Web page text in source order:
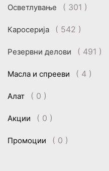
Осветлување ( 301 )
Каросерија ( 542 )
Резервни делови ( 491 )
Масла и спрееви ( 4 )
Алат ( 0 )
Акции ( 0 )
Промоции ( 0 )